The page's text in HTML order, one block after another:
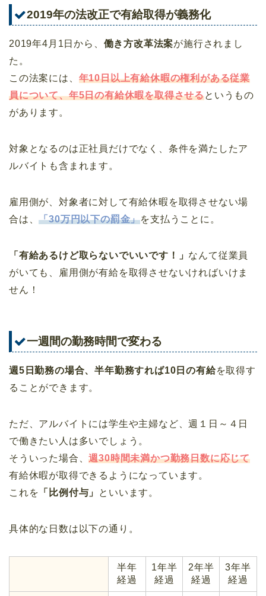
2019年の法改正で有給取得が義務化
2019年4月1日から、 働き方改革法案が施行されまし
た。
この法案には、 年10日以上有給休暇の権利がある従業
員について、年5日の有給休暇を取得させるというもの
があります。
対象となるのは正社員だけでなく、条件を満たしたア
ルバイトも含まれます。
雇用側が、対象者に対して有給休暇を取得させない場
合は、「30万円以下の罰金」を支払うことに。
「有給あるけど取らないでいいです！」 なんて従業員
がいても、雇用側が有給を取得させないければいけま
せん！
一週間の勤務時間で変わる
週5日勤務の場合、半年勤務すれば10日の有給を取得す
ることができます。
ただ、アルバイトには学生や主婦など、週１日～４日
で働きたい人は多いでしょう。
そういった場合、週30時間未満かつ勤務日数に応じて
有給休暇が取得できるようになっています。
これを 「比例付与」 といいます。
具体的な日数は以下の通り。
半年
経過
1年半
経過
2年半
経過
3年半
経過